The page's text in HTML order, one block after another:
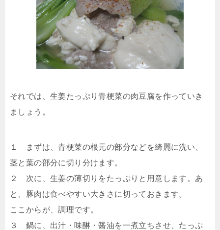
それでは、生姜たっぷり青梗菜の肉豆腐を作っていき
ましょう。
１ まずは、青梗菜の根元の部分などを綺麗に洗い、
茎と葉の部分に切り分けます。
２ 次に、生姜の薄切りをたっぷりと用意します。あ
と、豚肉は食べやすい大きさに切っておきます。
ここからが、調理です。
３ 鍋に、出汁・味醂・醤油を一煮立ちさせ、たっぷ